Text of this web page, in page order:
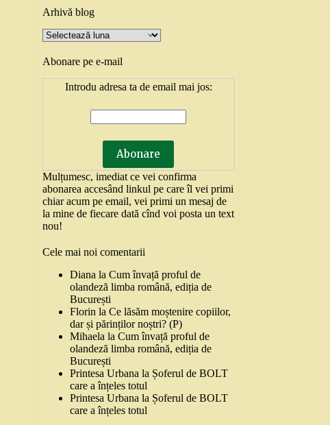
Arhivă blog
Arhivă
blog
Abonare pe e-mail
Introdu adresa ta de email mai jos:
Mulțumesc, imediat ce vei confirma
abonarea accesând linkul pe care îl vei primi
chiar acum pe email, vei primi un mesaj de
la mine de fiecare dată cînd voi posta un text
nou!
Cele mai noi comentarii
Diana laCum învață proful de
olandeză limba română, ediția de
București
Florin laCe lăsăm moștenire copiilor,
dar și părinților noștri? (P)
Mihaela laCum învață proful de
olandeză limba română, ediția de
București
Printesa Urbana la Șoferul de BOLT
care a înțeles totul
Printesa Urbana la Șoferul de BOLT
care a înțeles totul